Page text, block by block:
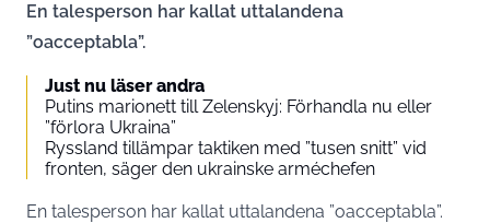
En talesperson har kallat uttalandena
”oacceptabla”.
Just nu läser andra
Putins marionett till Zelenskyj: Förhandla nu eller
”förlora Ukraina”
Ryssland tillämpar taktiken med ”tusen snitt” vid
fronten, säger den ukrainske arméchefen
En talesperson har kallat uttalandena ”oacceptabla”.